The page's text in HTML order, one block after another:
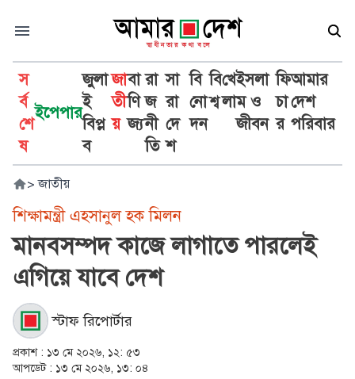
স
র্ব
শে
ষ
ইপেপার
জুলা
ই
বিপ্ল
ব
জা
তী
য়
বা
ণি
জ্য
রা
জ
নী
তি
সা
রা
দে
শ
বি
নো
দন
বি
শ্ব
খে
লা
ইসলা
ম ও
জীবন
ফি
চা
র
আমার
দেশ
পরিবার
> জাতীয়
শিক্ষামন্ত্রী এহসানুল হক মিলন
মানবসম্পদ কাজে লাগাতে পারলেই
এগিয়ে যাবে দেশ
স্টাফ রিপোর্টার
প্রকাশ : ১৩ মে ২০২৬, ১২: ৫৩
আপডেট : ১৩ মে ২০২৬, ১৩: ০৪